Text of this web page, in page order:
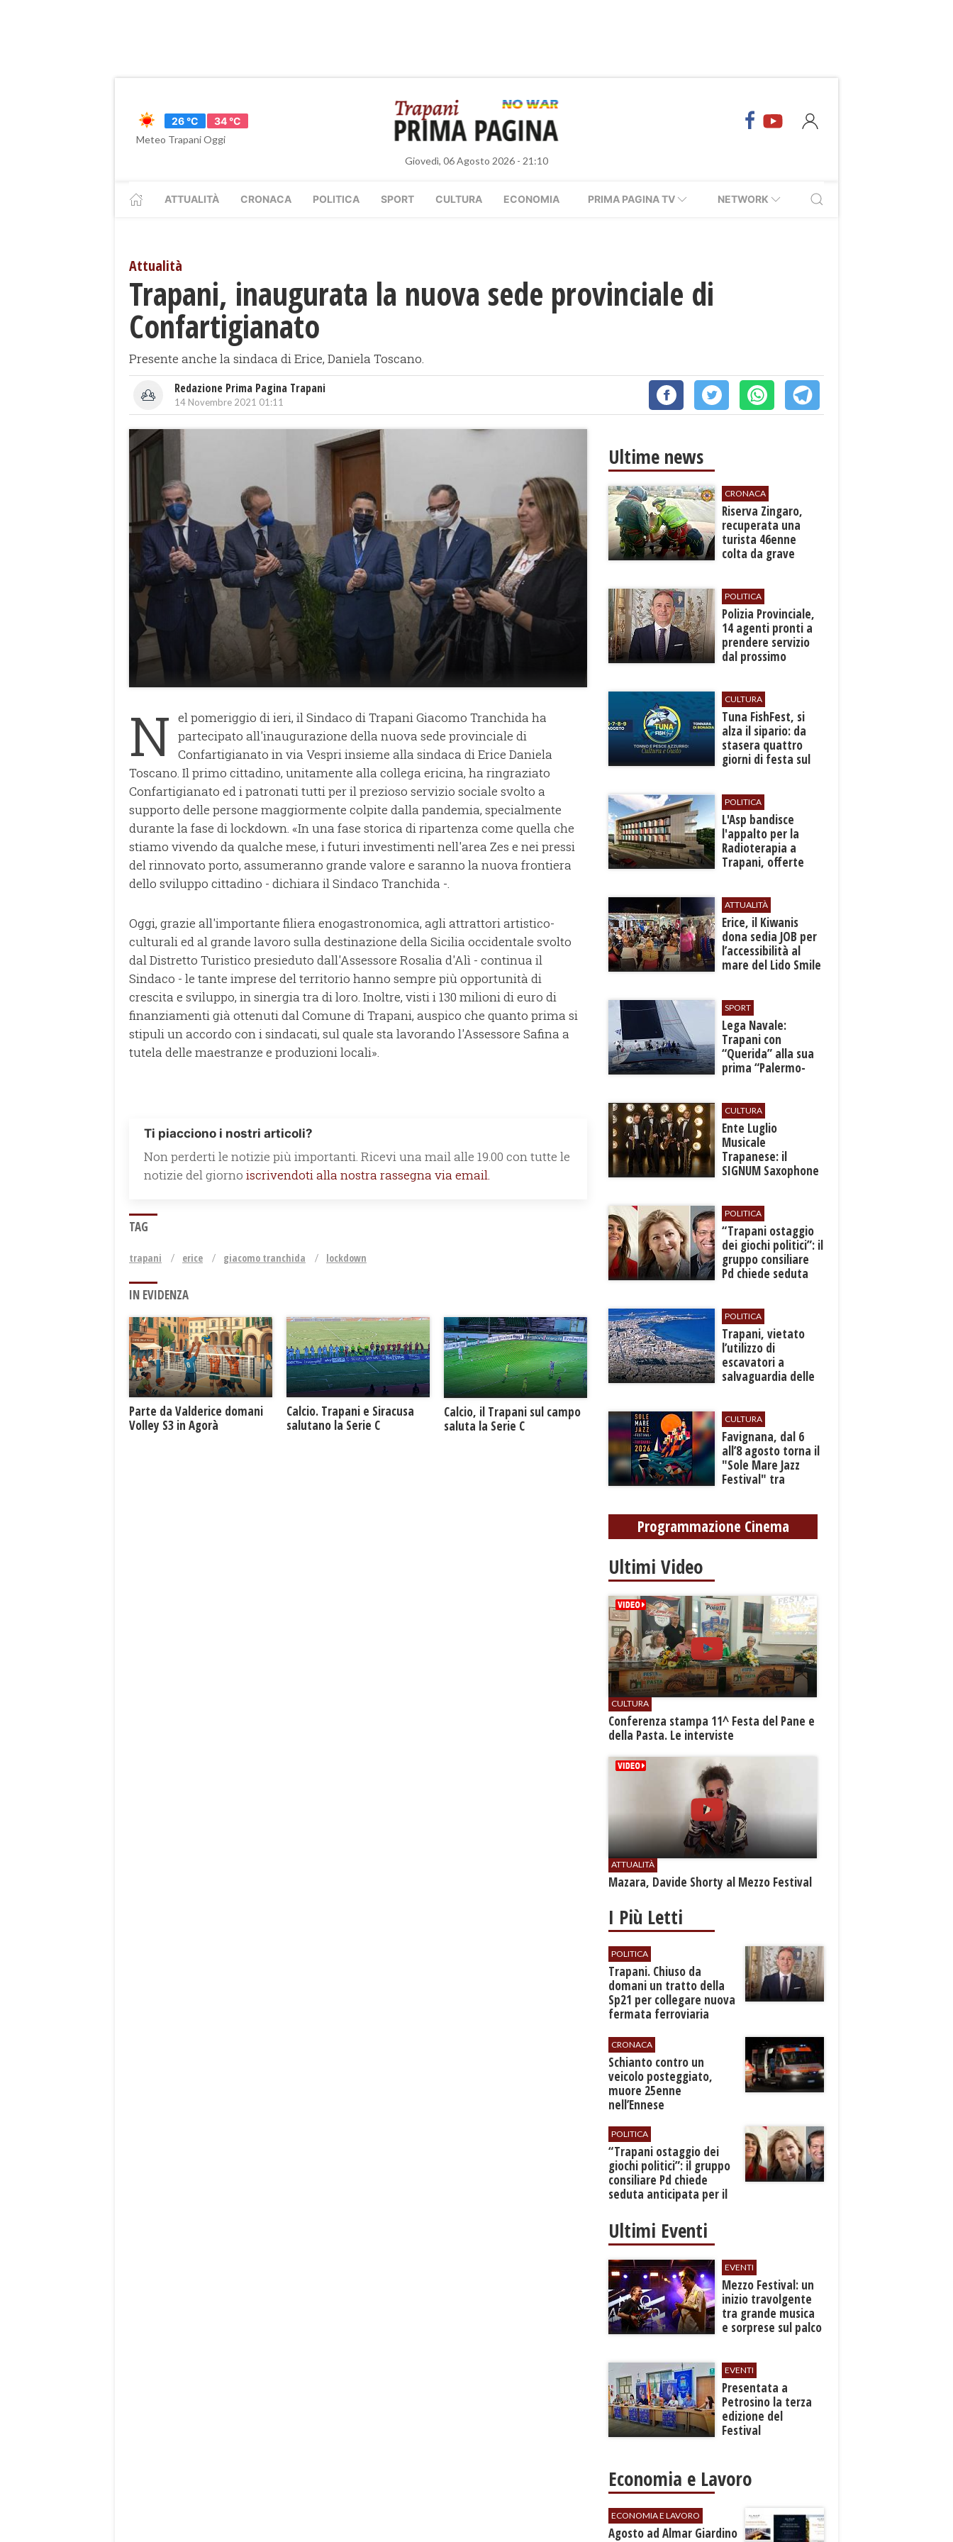
26 °C
34 °C
Meteo Trapani Oggi
Giovedì, 06 Agosto 2026 - 21:10
ATTUALITÀ CRONACA POLITICA SPORT CULTURA ECONOMIA PRIMA PAGINA TV NETWORK
Attualità
Trapani, inaugurata la nuova sede provinciale di
Confartigianato
Presente anche la sindaca di Erice, Daniela Toscano.
Redazione Prima Pagina Trapani
14 Novembre 2021 01:11
N el pomeriggio di ieri, il Sindaco di Trapani Giacomo Tranchida ha
partecipato all'inaugurazione della nuova sede provinciale di
Confartigianato in via Vespri insieme alla sindaca di Erice Daniela
Toscano. Il primo cittadino, unitamente alla collega ericina, ha ringraziato
Confartigianato ed i patronati tutti per il prezioso servizio sociale svolto a
supporto delle persone maggiormente colpite dalla pandemia, specialmente
durante la fase di lockdown. «In una fase storica di ripartenza come quella che
stiamo vivendo da qualche mese, i futuri investimenti nell'area Zes e nei pressi
del rinnovato porto, assumeranno grande valore e saranno la nuova frontiera
dello sviluppo cittadino - dichiara il Sindaco Tranchida -.
Oggi, grazie all'importante filiera enogastronomica, agli attrattori artistico-
culturali ed al grande lavoro sulla destinazione della Sicilia occidentale svolto
dal Distretto Turistico presieduto dall'Assessore Rosalia d'Alì - continua il
Sindaco - le tante imprese del territorio hanno sempre più opportunità di
crescita e sviluppo, in sinergia tra di loro. Inoltre, visti i 130 milioni di euro di
finanziamenti già ottenuti dal Comune di Trapani, auspico che quanto prima si
stipuli un accordo con i sindacati, sul quale sta lavorando l'Assessore Safina a
tutela delle maestranze e produzioni locali».
Ti piacciono i nostri articoli?
Non perderti le notizie più importanti. Ricevi una mail alle 19.00 con tutte le
notizie del giorno iscrivendoti alla nostra rassegna via email.
TAG
trapani erice giacomo tranchida lockdown
IN EVIDENZA
Parte da Valderice domani
Volley S3 in Agorà
Calcio. Trapani e Siracusa
salutano la Serie C
Calcio, il Trapani sul campo
saluta la Serie C
Ultime news
CRONACA
​Riserva Zingaro,
recuperata una
turista 46enne
colta da grave
POLITICA
​Polizia Provinciale,
14 agenti pronti a
prendere servizio
dal prossimo
CULTURA
​Tuna FishFest, si
alza il sipario: da
stasera quattro
giorni di festa sul
POLITICA
L'Asp bandisce
l'appalto per la
Radioterapia a
Trapani, offerte
ATTUALITÀ
​Erice, il Kiwanis
dona sedia JOB per
l’accessibilità al
mare del Lido Smile
SPORT
​Lega Navale:
Trapani con
“Querida” alla sua
prima “Palermo-
CULTURA
Ente Luglio
Musicale
Trapanese: il
SIGNUM Saxophone
Dream”
POLITICA
​“Trapani ostaggio
dei giochi politici”: il
gruppo consiliare
Pd chiede seduta
POLITICA
​Trapani, vietato
l’utilizzo di
escavatori a
salvaguardia delle
CULTURA
Favignana, dal 6
all’8 agosto torna il
"Sole Mare Jazz
Festival" tra
Programmazione Cinema
Ultimi Video
CULTURA
Conferenza stampa 11^ Festa del Pane e
della Pasta. Le interviste
ATTUALITÀ
Mazara, Davide Shorty al Mezzo Festival
I Più Letti
POLITICA
​Trapani. Chiuso da
domani un tratto della
Sp21 per collegare nuova
fermata ferroviaria
CRONACA
​Schianto contro un
veicolo posteggiato,
muore 25enne
nell’Ennese
POLITICA
​“Trapani ostaggio dei
giochi politici”: il gruppo
consiliare Pd chiede
seduta anticipata per il
Ultimi Eventi
EVENTI
Mezzo Festival: un
inizio travolgente
tra grande musica
e sorprese sul palco
EVENTI
Presentata a
Petrosino la terza
edizione del
Festival
"Voci dal
Mediterraneo"
Economia e Lavoro
ECONOMIA E LAVORO
Agosto ad Almar Giardino